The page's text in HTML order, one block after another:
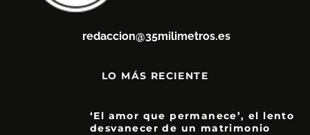
redaccion@35milimetros.es
LO MÁS RECIENTE
‘El amor que permanece’, el lento
desvanecer de un matrimonio